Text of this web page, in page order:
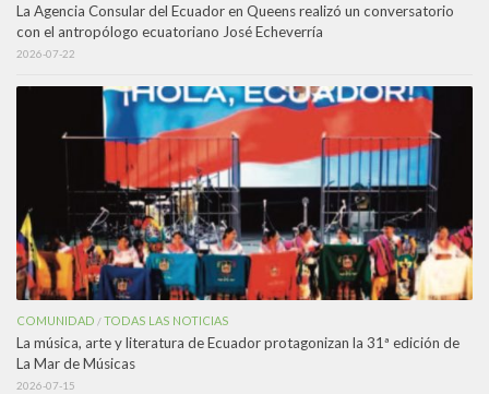
La Agencia Consular del Ecuador en Queens realizó un conversatorio
con el antropólogo ecuatoriano José Echeverría
2026-07-22
COMUNIDAD /TODAS LAS NOTICIAS
La música, arte y literatura de Ecuador protagonizan la 31ª edición de
La Mar de Músicas
2026-07-15